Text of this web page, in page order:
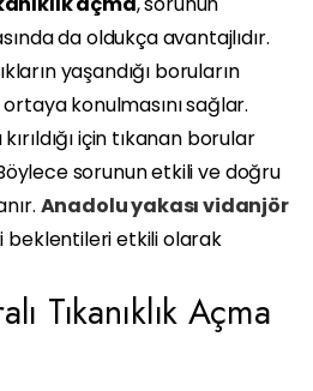
da oldukça avantajlıdır.
yaşandığı boruların
konulmasını sağlar.
için tıkanan borular
sorunun etkili ve doğru
Anadolu yakası vidanjör
beklentileri etkili olarak
Tıkanıklık Açma